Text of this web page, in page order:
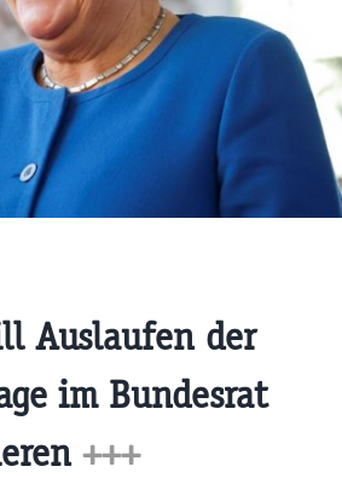
Auslaufen der
im Bundesrat
+++